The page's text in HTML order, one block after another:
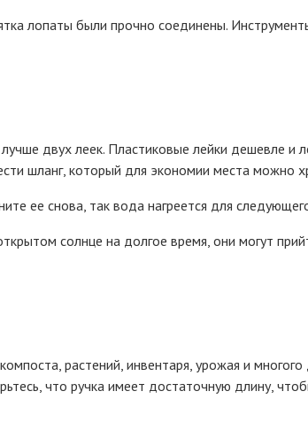
лопаты были прочно соединены. Инструменты
двух леек. Пластиковые лейки дешевле и
шланг, который для экономии места можно
ее снова, так вода нагреется для
солнце на долгое время, они могут
растений, инвентаря, урожая и
что ручка имеет достаточную длину,